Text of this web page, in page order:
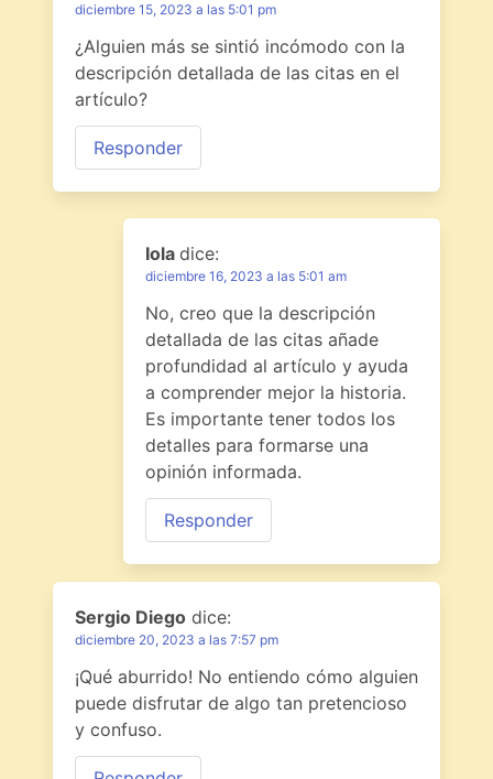
diciembre 15, 2023 a las 5:01 pm
¿Alguien más se sintió incómodo con la
descripción detallada de las citas en el
artículo?
Responder
Iola dice:
diciembre 16, 2023 a las 5:01 am
No, creo que la descripción
detallada de las citas añade
profundidad al artículo y ayuda
a comprender mejor la historia.
Es importante tener todos los
detalles para formarse una
opinión informada.
Responder
Sergio Diego dice:
diciembre 20, 2023 a las 7:57 pm
¡Qué aburrido! No entiendo cómo alguien
puede disfrutar de algo tan pretencioso
y confuso.